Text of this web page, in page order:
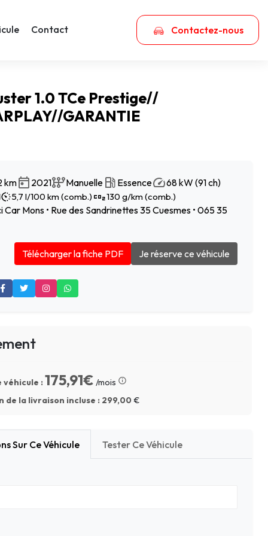
Contact Contactez-nous
1.0 TCe Prestige//
GARANTIE
km 2021 Manuelle Essence 68 kW (91 ch)
5,7 l/100 km (comb.) 130 g/km (comb.)
Car Mons • Rue des Sandrinettes 35 Cuesmes • 065 35
Télécharger la fiche PDF Je réserve ce véhicule
véhicule :175,91€ /mois
de la livraison incluse : 299,00 €
Sur Ce Véhicule Tester Ce Véhicule